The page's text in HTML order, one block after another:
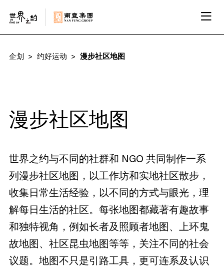
企划 约好运动 漫步社区地图
漫步社区地图
世界之约与不同的社群和 NGO 共同制作一系
列漫步社区地图，以工作坊和实地社区散步，
收集日常生活经验，以不同的方式与眼光，理
解每日生活的社区。每张地图都藏著有趣故事
和独特视角，例如长者及照顾者地图、上环鬼
故地图、社区昆虫地图等等，关注不同的社会
议题。地图不只是引路工具，更可连系及认识